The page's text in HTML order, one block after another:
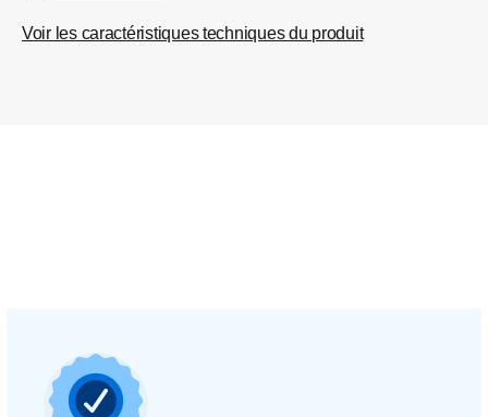
Voir les caractéristiques techniques du produit